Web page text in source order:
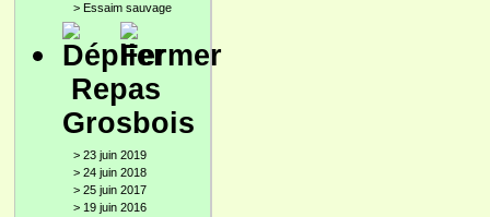
> Essaim sauvage
Repas
Grosbois
> 23 juin 2019
> 24 juin 2018
> 25 juin 2017
> 19 juin 2016